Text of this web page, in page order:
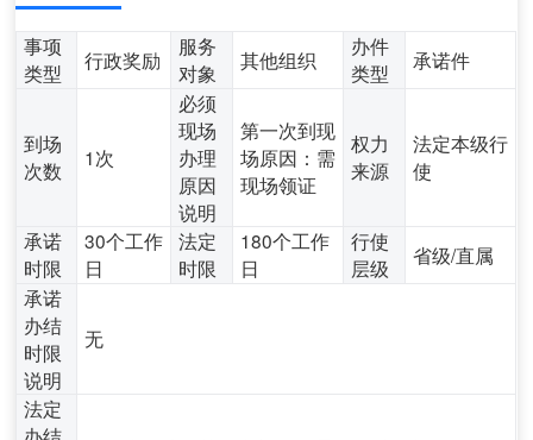
事项
类型
行政奖励
服务
对象
其他组织
办件
类型
承诺件
到场
次数
1次
必须
现场
办理
原因
说明
第一次到现
场原因：需
现场领证
权力
来源
法定本级行
使
承诺
时限
30个工作
日
法定
时限
180个工作
日
行使
层级
省级/直属
承诺
办结
时限
说明
无
法定